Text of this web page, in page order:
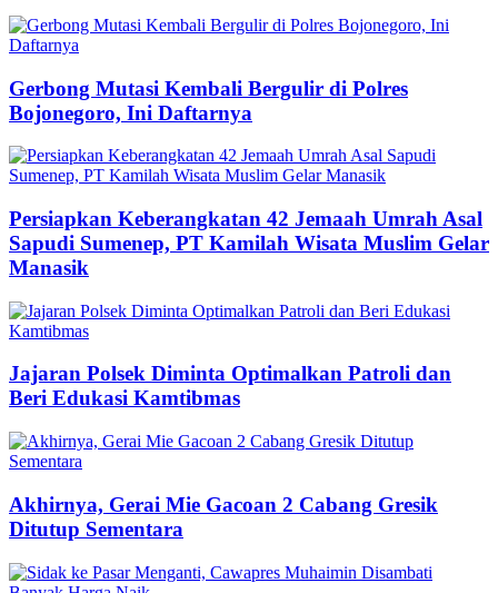
Gerbong Mutasi Kembali Bergulir di Polres
Bojonegoro, Ini Daftarnya
Persiapkan Keberangkatan 42 Jemaah Umrah Asal
Sapudi Sumenep, PT Kamilah Wisata Muslim Gelar
Manasik
Jajaran Polsek Diminta Optimalkan Patroli dan
Beri Edukasi Kamtibmas
Akhirnya, Gerai Mie Gacoan 2 Cabang Gresik
Ditutup Sementara